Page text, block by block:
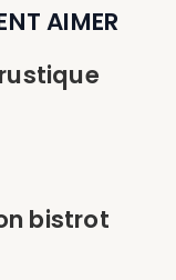
AIMER
bistrot